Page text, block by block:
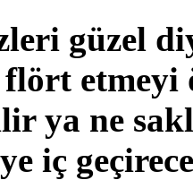
güzel
flört
ya ne
iç